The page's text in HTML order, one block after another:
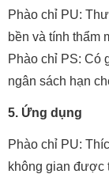
Phào chỉ PU:
bền và tính thẩm
Phào chỉ PS: Có
ngân sách hạn
5. Ứng dụng
Phào chỉ PU:
không gian được